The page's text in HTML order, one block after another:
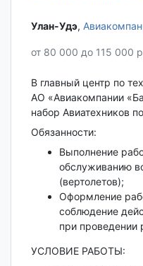
Улан-Удэ‎,
от 80 000 до 115 000
В главный центр по
АО «Авиакомпании
набор Авиатехников
Обязанности:
Выполнение
обслуживанию
(вертолетов);
Оформление
соблюдение
при проведении
УСЛОВИЕ РАБОТЫ: